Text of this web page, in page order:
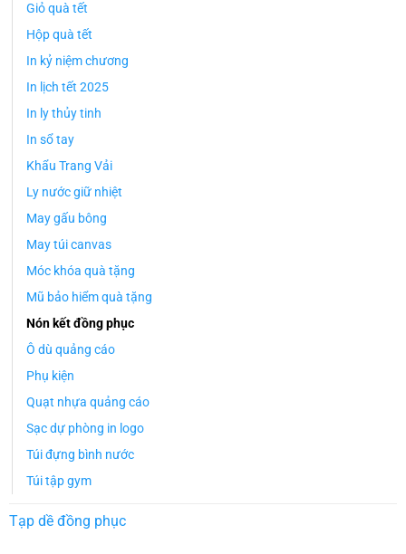
Giỏ quà tết
Hộp quà tết
In kỷ niệm chương
In lịch tết 2025
In ly thủy tinh
In sổ tay
Khẩu Trang Vải
Ly nước giữ nhiệt
May gấu bông
May túi canvas
Móc khóa quà tặng
Mũ bảo hiểm quà tặng
Nón kết đồng phục
Ô dù quảng cáo
Phụ kiện
Quạt nhựa quảng cáo
Sạc dự phòng in logo
Túi đựng bình nước
Túi tập gym
Tạp dề đồng phục